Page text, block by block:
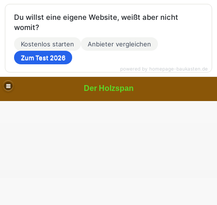
Der Holzspan
Du willst eine eigene Website, weißt aber nicht
womit?
Kostenlos starten
Anbieter vergleichen
Zum Test 2026
powered by homepage-baukasten.de